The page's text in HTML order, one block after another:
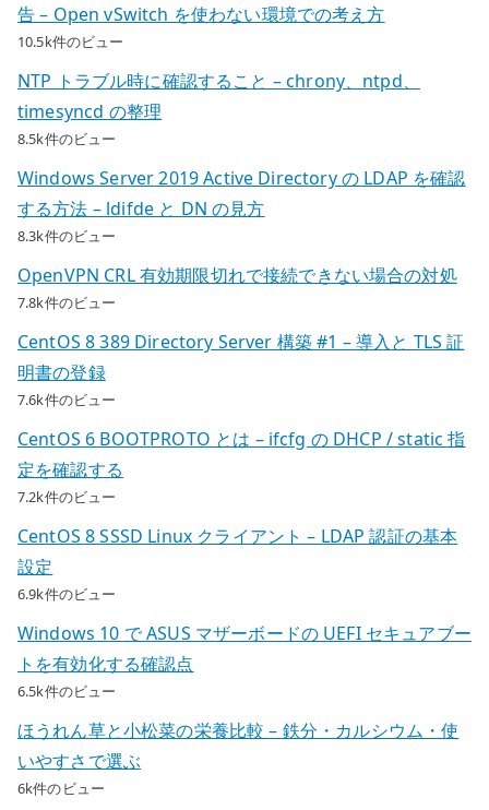
告 – Open vSwitch を使わない環境での考え方
10.5k件のビュー
NTP トラブル時に確認すること – chrony、ntpd、
timesyncd の整理
8.5k件のビュー
Windows Server 2019 Active Directory の LDAP を確認
する方法 – ldifde と DN の見方
8.3k件のビュー
OpenVPN CRL 有効期限切れで接続できない場合の対処
7.8k件のビュー
CentOS 8 389 Directory Server 構築 #1 – 導入と TLS 証
明書の登録
7.6k件のビュー
CentOS 6 BOOTPROTO とは – ifcfg の DHCP / static 指
定を確認する
7.2k件のビュー
CentOS 8 SSSD Linux クライアント – LDAP 認証の基本
設定
6.9k件のビュー
Windows 10 で ASUS マザーボードの UEFI セキュアブー
トを有効化する確認点
6.5k件のビュー
ほうれん草と小松菜の栄養比較 – 鉄分・カルシウム・使
いやすさで選ぶ
6k件のビュー